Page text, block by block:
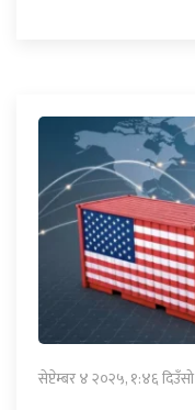
सेप्टेम्बर ४ २०२५, १:४६ दिउँसो